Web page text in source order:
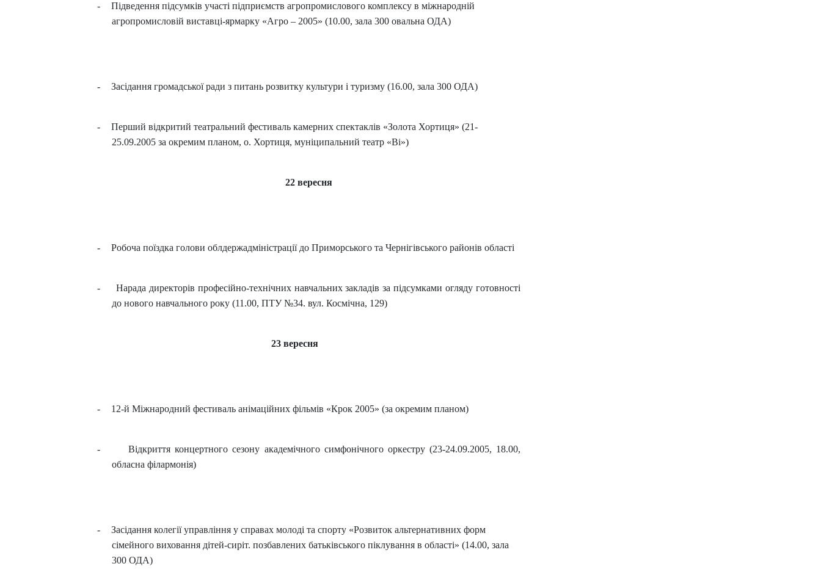
-
Підведення підсумків участі підприємств агропромислового комплексу в міжнародній
агропромисловій виставці-ярмарку «Агро – 2005» (10.00, зала 300 овальна ОДА)
- Засідання громадської ради з питань розвитку культури і туризму (16.00, зала 300 ОДА)
-
Перший відкритий театральний фестиваль камерних спектаклів «Золота Хортиця» (21-
25.09.2005 за окремим планом, о. Хортиця, муніципальний театр «Ві»)
22 вересня
- Робоча поїздка голови облдержадміністрації до Приморського та Чернігівського районів області
-
Нарада директорів професійно-технічних навчальних закладів за підсумками огляду готовності
до нового навчального року (11.00, ПТУ №34. вул. Космічна, 129)
23 вересня
- 12-й Міжнародний фестиваль анімаційних фільмів «Крок 2005» (за окремим планом)
-
Відкриття концертного сезону академічного симфонічного оркестру (23-24.09.2005, 18.00,
обласна філармонія)
-
Засідання колегії управління у справах молоді та спорту «Розвиток альтернативних форм
сімейного виховання дітей-сиріт. позбавлених батьківського піклування в області» (14.00, зала
300 ОДА)